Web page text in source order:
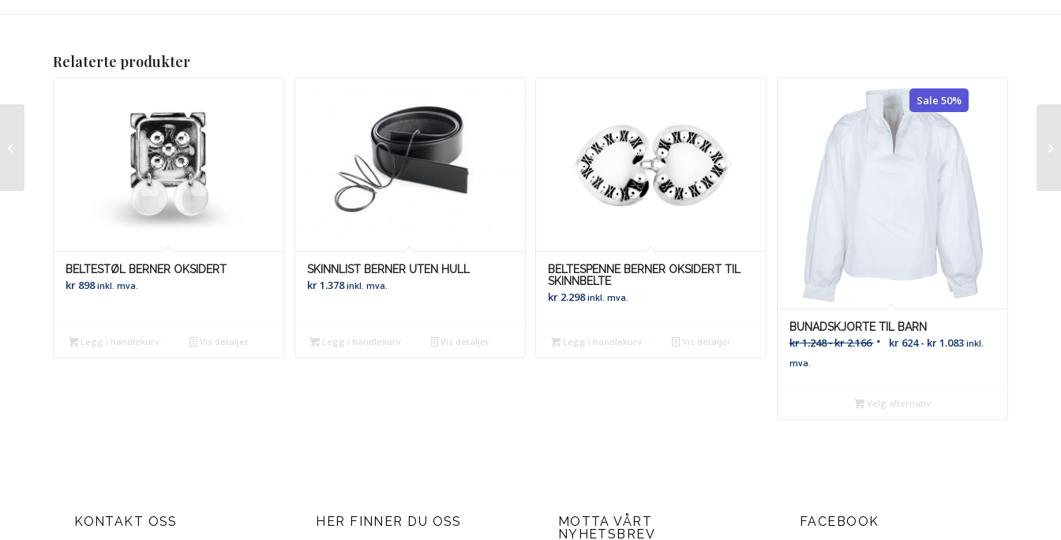
Relaterte produkter
BELTESTØL BERNER OKSIDERT
kr 898 inkl. mva.
Legg i handlekurv Vis detaljer
SKINNLIST BERNER UTEN HULL
kr1.378 inkl. mva.
Legg i handlekurv Vis detaljer
BELTESPENNE BERNER OKSIDERT TIL
SKINNBELTE
kr 2.298 inkl. mva.
Legg i handlekurv Vis detaljer
Sale 50%
BUNADSKJORTE TIL BARN
kr1.248-kr2.166 kr624- kr1.083 inkl.
mva.
Velg alternativ
KONTAKT OSS HER FINNER DU OSS
MOTTA VÅRT
NYHETSBREV
FACEBOOK